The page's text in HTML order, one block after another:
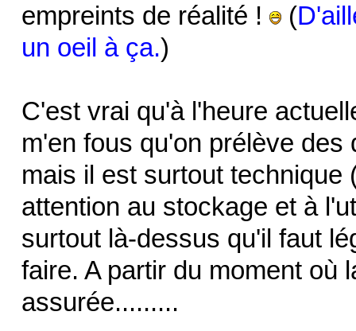
empreints de réalité !
(
un oeil à ça.)
C'est vrai qu'à l'heure
m'en fous qu'on prélève
mais il est surtout
attention au stockage et à
surtout là-dessus qu'il faut
faire. A partir du moment où
assurée.........